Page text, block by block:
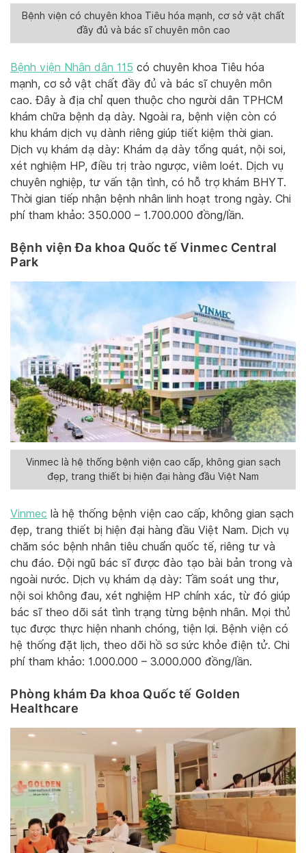
Bệnh viện có chuyên khoa Tiêu hóa mạnh, cơ sở vật chất
đầy đủ và bác sĩ chuyên môn cao
Bệnh viện Nhân dân 115 có chuyên khoa Tiêu hóa
mạnh, cơ sở vật chất đầy đủ và bác sĩ chuyên môn
cao. Đây à địa chỉ quen thuộc cho người dân TPHCM
khám chữa bệnh dạ dày. Ngoài ra, bệnh viện còn có
khu khám dịch vụ dành riêng giúp tiết kiệm thời gian.
Dịch vụ khám dạ dày: Khám dạ dày tổng quát, nội soi,
xét nghiệm HP, điều trị trào ngược, viêm loét. Dịch vụ
chuyên nghiệp, tư vấn tận tình, có hỗ trợ khám BHYT.
Thời gian tiếp nhận bệnh nhân linh hoạt trong ngày. Chi
phí tham khảo: 350.000 – 1.700.000 đồng/lần.
Bệnh viện Đa khoa Quốc tế Vinmec Central
Park
Vinmec là hệ thống bệnh viện cao cấp, không gian sạch
đẹp, trang thiết bị hiện đại hàng đầu Việt Nam
Vinmec là hệ thống bệnh viện cao cấp, không gian sạch
đẹp, trang thiết bị hiện đại hàng đầu Việt Nam. Dịch vụ
chăm sóc bệnh nhân tiêu chuẩn quốc tế, riêng tư và
chu đáo. Đội ngũ bác sĩ được đào tạo bài bản trong và
ngoài nước. Dịch vụ khám dạ dày: Tầm soát ung thư,
nội soi không đau, xét nghiệm HP chính xác, từ đó giúp
bác sĩ theo dõi sát tình trạng từng bệnh nhân. Mọi thủ
tục được thực hiện nhanh chóng, tiện lợi. Bệnh viện có
hệ thống đặt lịch, theo dõi hồ sơ sức khỏe điện tử. Chi
phí tham khảo: 1.000.000 – 3.000.000 đồng/lần.
Phòng khám Đa khoa Quốc tế Golden
Healthcare